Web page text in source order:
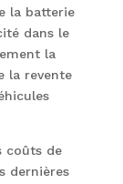
la batterie
dans le
la
la revente
coûts de
dernières